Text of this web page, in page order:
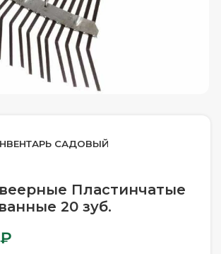
чтобы увеличить
САДОВЫЙ
Пластинчатые
20 зуб.
₽